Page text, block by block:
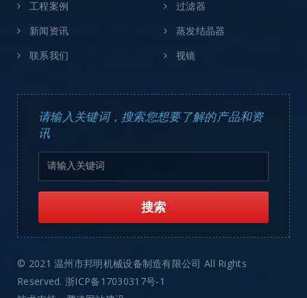
工程案例
新闻资讯
联系我们
过滤器
蒸发结晶器
视镜
请输入关键词，搜索您想要了解的产品和资
讯
© 2021 温州市邦明机械设备制造有限公司 All Rights
Reserved. 浙ICP备17030317号-1